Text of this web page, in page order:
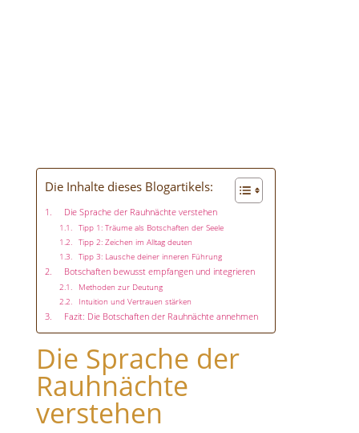
Die Inhalte dieses Blogartikels:
Die Sprache der Rauhnächte verstehen
Tipp 1: Träume als Botschaften der Seele
Tipp 2: Zeichen im Alltag deuten
Tipp 3: Lausche deiner inneren Führung
Botschaften bewusst empfangen und integrieren
Methoden zur Deutung
Intuition und Vertrauen stärken
Fazit: Die Botschaften der Rauhnächte annehmen
Die Sprache der
Rauhnächte
verstehen